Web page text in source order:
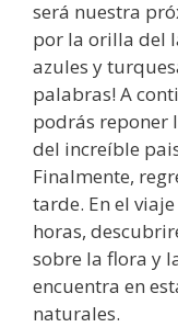
será nuestra
por la orilla del
azules y
palabras! A
podrás reponer
del increíble
Finalmente,
tarde. En el
horas,
sobre la flora y
encuentra en
naturales.